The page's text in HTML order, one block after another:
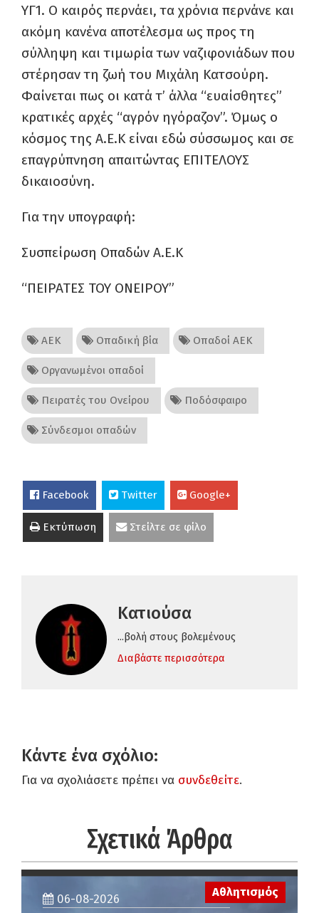
ΥΓ1. Ο καιρός περνάει, τα χρόνια περνάνε και
ακόμη κανένα αποτέλεσμα ως προς τη
σύλληψη και τιμωρία των ναζιφονιάδων που
στέρησαν τη ζωή του Μιχάλη Κατσούρη.
Φαίνεται πως οι κατά τ’ άλλα “ευαίσθητες”
κρατικές αρχές “αγρόν ηγόραζον”. Όμως ο
κόσμος της Α.Ε.Κ είναι εδώ σύσσωμος και σε
επαγρύπνηση απαιτώντας ΕΠΙΤΕΛΟΥΣ
δικαιοσύνη.
Για την υπογραφή:
Συσπείρωση Οπαδών Α.Ε.Κ
“ΠΕΙΡΑΤΕΣ ΤΟΥ ΟΝΕΙΡΟΥ”
ΑΕΚ Οπαδική βία Οπαδοί ΑΕΚ
Οργανωμένοι οπαδοί
Πειρατές του Ονείρου Ποδόσφαιρο
Σύνδεσμοι οπαδών
Facebook Twitter Google+
Εκτύπωση Στείλτε σε φίλο
Κατιούσα
...βολή στους βολεμένους
Διαβάστε περισσότερα
Κάντε ένα σχόλιο:
Για να σχολιάσετε πρέπει να συνδεθείτε.
Σχετικά Άρθρα
Αθλητισμός
06-08-2026